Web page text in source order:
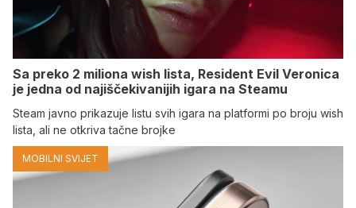
Sa preko 2 miliona wish lista, Resident Evil Veronica
je jedna od najiščekivanijih igara na Steamu
Steam javno prikazuje listu svih igara na platformi po broju wish
lista, ali ne otkriva tačne brojke
MOBILNI SVIJET